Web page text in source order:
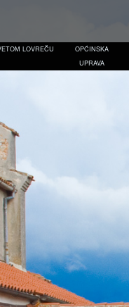
LOVREČU
OPĆINSKA
UPRAVA